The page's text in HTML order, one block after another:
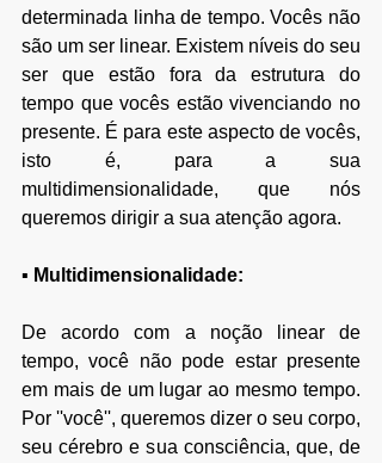
determinada linha de tempo. Vocês não
são um ser linear. Existem níveis do seu
ser que estão fora da estrutura do
tempo que vocês estão vivenciando no
presente. É para este aspecto de vocês,
isto é, para a sua
multidimensionalidade, que nós
queremos dirigir a sua atenção agora.
▪ Multidimensionalidade:
De acordo com a noção linear de
tempo, você não pode estar presente
em mais de um lugar ao mesmo tempo.
Por ''você'', queremos dizer o seu corpo,
seu cérebro e sua consciência, que, de